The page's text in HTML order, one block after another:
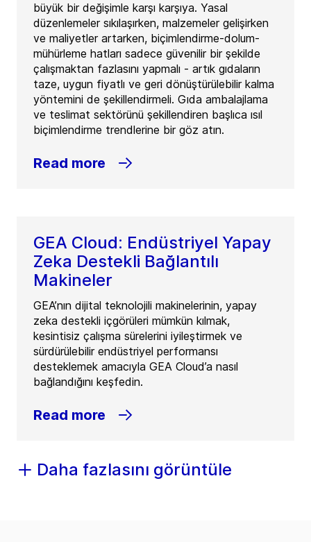
büyük bir değişimle karşı karşıya. Yasal
düzenlemeler sıkılaşırken, malzemeler gelişirken
ve maliyetler artarken, biçimlendirme-dolum-
mühürleme hatları sadece güvenilir bir şekilde
çalışmaktan fazlasını yapmalı - artık gıdaların
taze, uygun fiyatlı ve geri dönüştürülebilir kalma
yöntemini de şekillendirmeli. Gıda ambalajlama
ve teslimat sektörünü şekillendiren başlıca ısıl
biçimlendirme trendlerine bir göz atın.
Read more
GEA Cloud: Endüstriyel Yapay
Zeka Destekli Bağlantılı
Makineler
GEA’nın dijital teknolojili makinelerinin, yapay
zeka destekli içgörüleri mümkün kılmak,
kesintisiz çalışma sürelerini iyileştirmek ve
sürdürülebilir endüstriyel performansı
desteklemek amacıyla GEA Cloud’a nasıl
bağlandığını keşfedin.
Read more
Daha fazlasını görüntüle